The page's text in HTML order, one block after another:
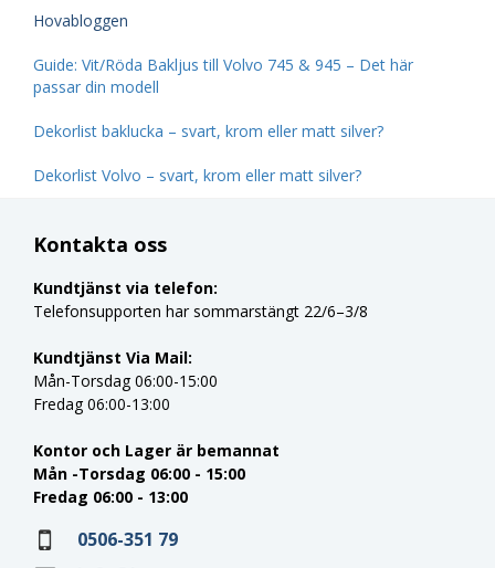
Hovabloggen
Guide: Vit/Röda Bakljus till Volvo 745 & 945 – Det här
passar din modell
Dekorlist baklucka – svart, krom eller matt silver?
Dekorlist Volvo – svart, krom eller matt silver?
Kontakta oss
Kundtjänst via telefon:
Telefonsupporten har sommarstängt 22/6–3/8
Kundtjänst Via Mail:
Mån-Torsdag 06:00-15:00
Fredag 06:00-13:00
Kontor och Lager är bemannat
Mån -Torsdag 06:00 - 15:00
Fredag 06:00 - 13:00
0506-351 79